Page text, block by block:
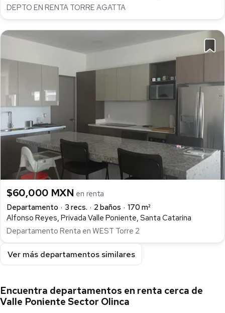
DEPTO EN RENTA TORRE AGATTA
$60,000 MXN en renta
Departamento
3 recs. 2 baños
170 m²
Alfonso Reyes, Privada Valle Poniente, Santa Catarina
Departamento Renta en WEST Torre 2
Ver más departamentos similares
Encuentra departamentos en renta cerca de
Valle Poniente Sector Olinca